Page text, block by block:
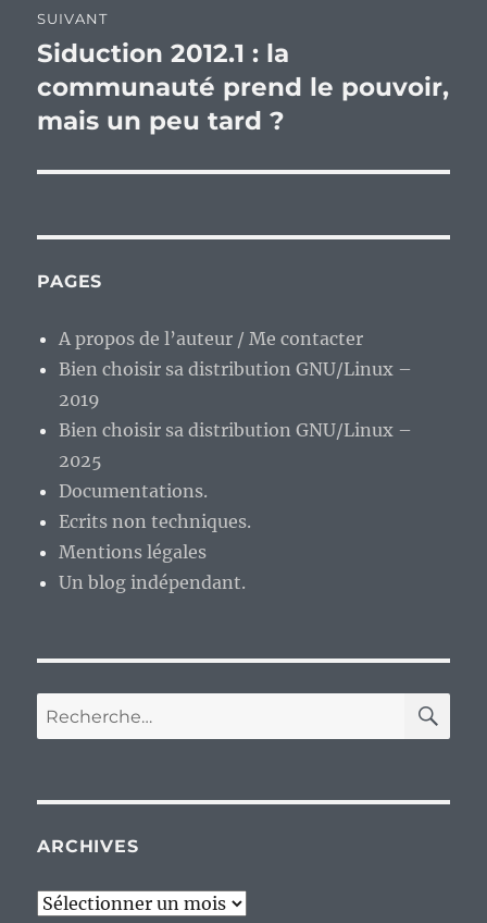
SUIVANT
Publication
suivante :
Siduction 2012.1 : la
communauté prend le pouvoir,
mais un peu tard ?
PAGES
A propos de l’auteur / Me contacter
Bien choisir sa distribution GNU/Linux –
2019
Bien choisir sa distribution GNU/Linux –
2025
Documentations.
Ecrits non techniques.
Mentions légales
Un blog indépendant.
Recherche
pour :
ARCHIVES
Archives